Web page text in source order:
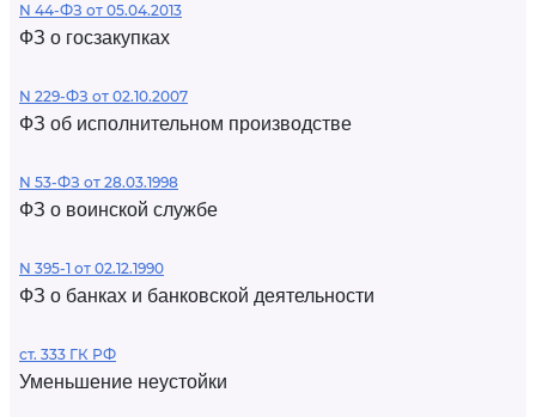
N 44-ФЗ от 05.04.2013
ФЗ о госзакупках
N 229-ФЗ от 02.10.2007
ФЗ об исполнительном производстве
N 53-ФЗ от 28.03.1998
ФЗ о воинской службе
N 395-1 от 02.12.1990
ФЗ о банках и банковской деятельности
ст. 333 ГК РФ
Уменьшение неустойки